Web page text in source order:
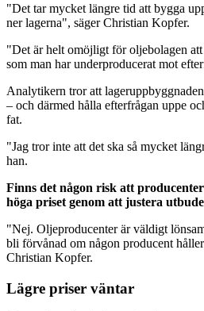
"Det tar mycket längre tid att bygga
ner lagerna", säger Christian Kopfer.
"Det är helt omöjligt för oljebolagen
som man har underproducerat mot
Analytikern tror att
– och därmed hålla efterfrågan uppe
fat.
"Jag tror inte att det ska så mycket
han.
Finns det någon risk att
höga priset genom att justera
"Nej. Oljeproducenter är väldigt
bli förvånad om någon producent
Christian Kopfer.
Lägre priser väntar